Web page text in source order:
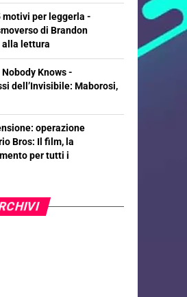
motivi per leggerla -
di Brandon
alla lettura
Knows -
dell’Invisibile: Maborosi,
operazione
Bros: Il film, la
per tutti i